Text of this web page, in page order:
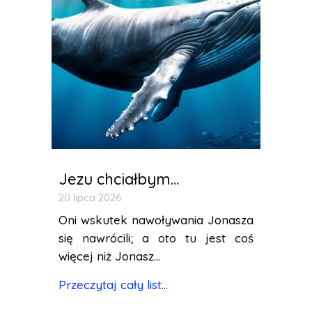
Jezu chciałbym…
20 lipca 2026
Oni wskutek nawoływania Jonasza
się nawrócili; a oto tu jest coś
więcej niż Jonasz...
Przeczytaj cały list...